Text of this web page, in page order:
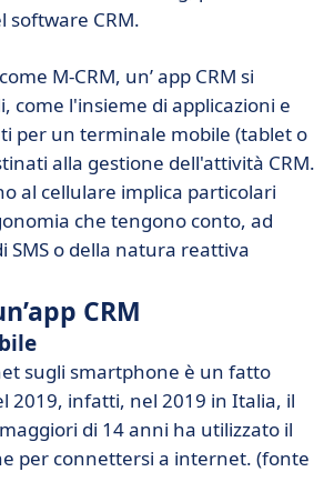
software CRM.
M-CRM, un’ app CRM si
come l'insieme di applicazioni e
per un terminale mobile (tablet o
alla gestione dell'attività CRM.
al cellulare implica particolari
che tengono conto, ad
SMS o della natura reattiva
CRM
sugli smartphone è un fatto
2019, infatti, nel 2019 in Italia, il
di 14 anni ha utilizzato il
per connettersi a internet. (fonte